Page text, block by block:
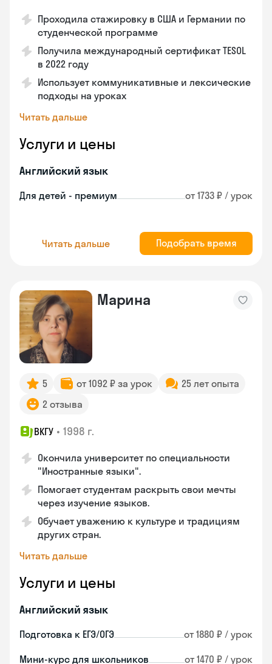
Проходила стажировку в США и Германии по
студенческой программе
Получила международный сертификат TESOL
в 2022 году
Использует коммуникативные и лексические
подходы на уроках
Читать дальше
Услуги и цены
Английский язык
Для детей - премиум от 1733 ₽ / урок
Читать дальше Подобрать время
Марина
5 от 1092 ₽ за урок
25 лет опыта
2 отзыва
ВКГУ • 1998 г.
Окончила университет по специальности
"Иностранные языки".
Помогает студентам раскрыть свои мечты
через изучение языков.
Обучает уважению к культуре и традициям
других стран.
Читать дальше
Услуги и цены
Английский язык
Подготовка к ЕГЭ/ОГЭ от 1880 ₽ / урок
Мини-курс для школьников от 1470 ₽ / урок